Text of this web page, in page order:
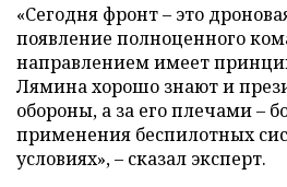
«Сегодня фронт – это
появление полноценного
направлением имеет
Лямина хорошо знают и
обороны, а за его плечами –
применения беспилотных
условиях», – сказал эксперт.